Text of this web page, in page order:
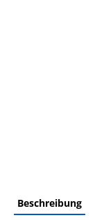
Beschreibung